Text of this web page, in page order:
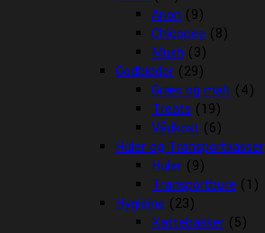
Arion (9)
Chicopee (8)
Mush (3)
Godbidder (29)
Græs og malt (4)
Treats (19)
Vådkost (6)
Huler og Transportkasser
Huler (9)
Transportbure (1)
Hygiejne (23)
Kattebakker (5)